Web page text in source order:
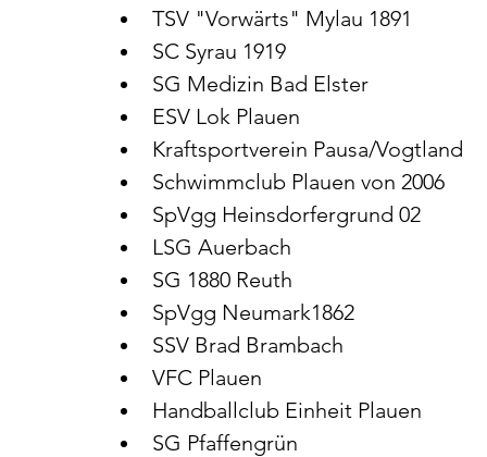
TSV "Vorwärts" Mylau 1891
SC Syrau 1919
SG Medizin Bad Elster
ESV Lok Plauen
Kraftsportverein Pausa/Vogtland
Schwimmclub Plauen von 2006
SpVgg Heinsdorfergrund 02
LSG Auerbach
SG 1880 Reuth
SpVgg Neumark1862
SSV Brad Brambach
VFC Plauen
Handballclub Einheit Plauen
SG Pfaffengrün